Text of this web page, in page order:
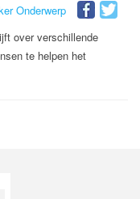
Onderwerp
over verschillende
te helpen het